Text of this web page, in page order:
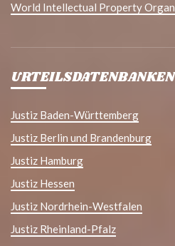
World Intellectual Property
Justiz Baden-Württemberg
Justiz Berlin und Brandenburg
Justiz Hamburg
Justiz Hessen
Justiz Nordrhein-Westfalen
Justiz Rheinland-Pfalz